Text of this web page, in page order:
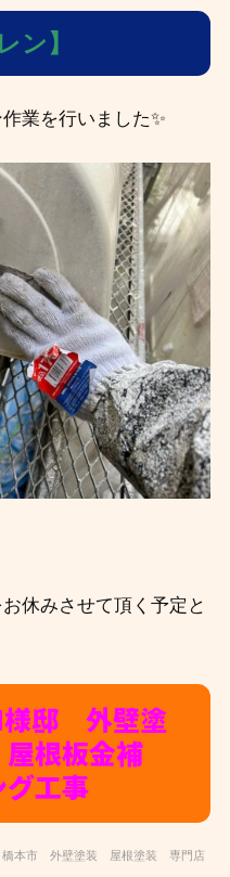
ン】
業を行いました✨
休みさせて頂く予定と
様邸 外壁塗
根板金補
工事
本市 外壁塗装 屋根塗装 専門店